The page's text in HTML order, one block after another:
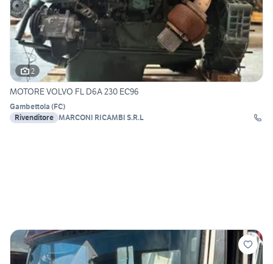
2
MOTORE VOLVO FL D6A 230 EC96
Gambettola (FC)
Rivenditore MARCONI RICAMBI S.R.L